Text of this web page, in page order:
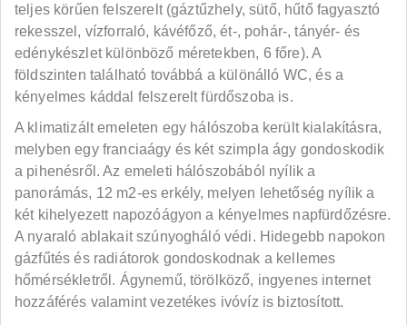
teljes körűen felszerelt (gáztűzhely, sütő, hűtő fagyasztó
rekesszel, vízforraló, kávéfőző, ét-, pohár-, tányér- és
edénykészlet különböző méretekben, 6 főre). A
földszinten található továbbá a különálló WC, és a
kényelmes káddal felszerelt fürdőszoba is.
A klimatizált emeleten egy hálószoba került kialakításra,
melyben egy franciaágy és két szimpla ágy gondoskodik
a pihenésről. Az emeleti hálószobából nyílik a
panorámás, 12 m2-es erkély, melyen lehetőség nyílik a
két kihelyezett napozóágyon a kényelmes napfürdőzésre.
A nyaraló ablakait szúnyogháló védi. Hidegebb napokon
gázfűtés és radiátorok gondoskodnak a kellemes
hőmérsékletről. Ágynemű, törölköző, ingyenes internet
hozzáférés valamint vezetékes ivóvíz is biztosított.